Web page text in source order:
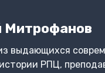
Митрофанов
выдающихся
РПЦ,